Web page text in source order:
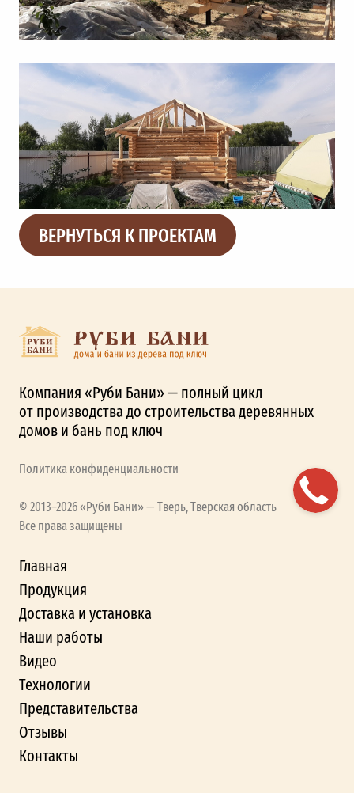
ВЕРНУТЬСЯ К ПРОЕКТАМ
Компания «Руби Бани» — полный цикл
от производства до строительства деревянных
домов и бань под ключ
Политика конфиденциальности
© 2013–2026 «Руби Бани» — Тверь, Тверская область
Все права защищены
Главная
Продукция
Доставка и установка
Наши работы
Видео
Технологии
Представительства
Отзывы
Контакты